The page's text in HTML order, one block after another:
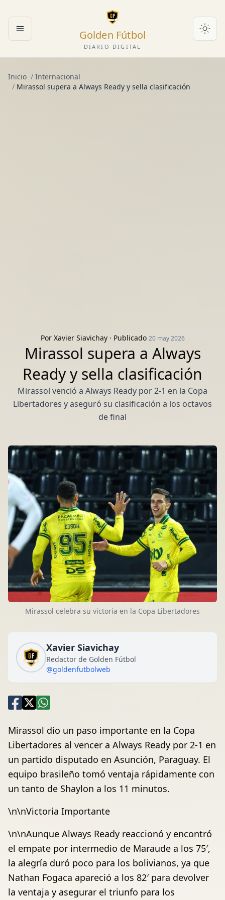
Abrir menú Golden Fútbol
DIARIO DIGITAL
Inicio / Internacional
/ Mirassol supera a Always Ready y sella clasificación
Por Xavier Siavichay· Publicado 20 may 2026
Mirassol supera a Always
Ready y sella clasificación
Mirassol venció a Always Ready por 2-1 en la Copa
Libertadores y aseguró su clasificación a los octavos
de final
Mirassol celebra su victoria en la Copa Libertadores
Xavier Siavichay
Redactor de Golden Fútbol
@goldenfutbolweb
Mirassol dio un paso importante en la Copa
Libertadores al vencer a Always Ready por 2-1 en
un partido disputado en Asunción, Paraguay. El
equipo brasileño tomó ventaja rápidamente con
un tanto de Shaylon a los 11 minutos.
\n\nVictoria Importante
\n\nAunque Always Ready reaccionó y encontró
el empate por intermedio de Maraude a los 75′,
la alegría duró poco para los bolivianos, ya que
Nathan Fogaca apareció a los 82′ para devolver
la ventaja y asegurar el triunfo para los